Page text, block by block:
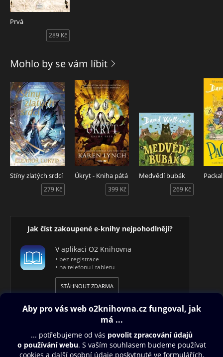
Prvá
289 Kč
Mohlo by se vám líbit
Stíny zlatých srdcí
279 Kč
Úkryt - Kniha pátá
399 Kč
Medvědí bubák
269 Kč
Jak číst zakoupené e-knihy nejpohodlněji?
V aplikaci O2 Knihovna
• bez registrace
• na telefonu i tabletu
STÁHNOUT ZDARMA
Obsah ke stažení